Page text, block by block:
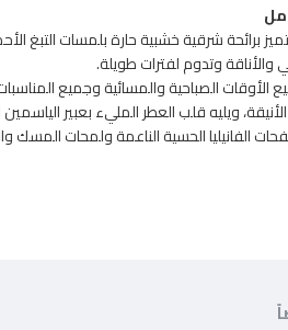
برائحة شرقية خشبية حارة بلمسات التبغ
وتدوم لفترات طويلة.
الصباحية والمسائية وجميع
ويليه قلب العطر المليء بعبير
الفانيليا الحسية الناعمة ولمحات المسك